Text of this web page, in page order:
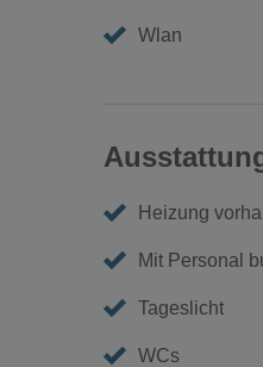
Wlan
Heizung
Mit Personal
Tageslicht
WCs